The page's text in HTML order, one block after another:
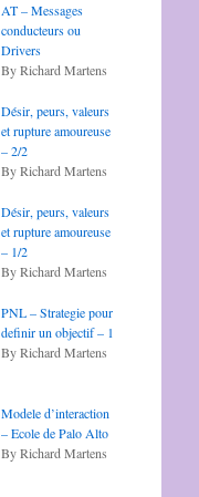
AT – Messages
conducteurs ou
Drivers
By Richard Martens
Désir, peurs, valeurs
et rupture amoureuse
– 2/2
By Richard Martens
Désir, peurs, valeurs
et rupture amoureuse
– 1/2
By Richard Martens
PNL – Strategie pour
definir un objectif – 1
By Richard Martens
Modele d’interaction
– Ecole de Palo Alto
By Richard Martens